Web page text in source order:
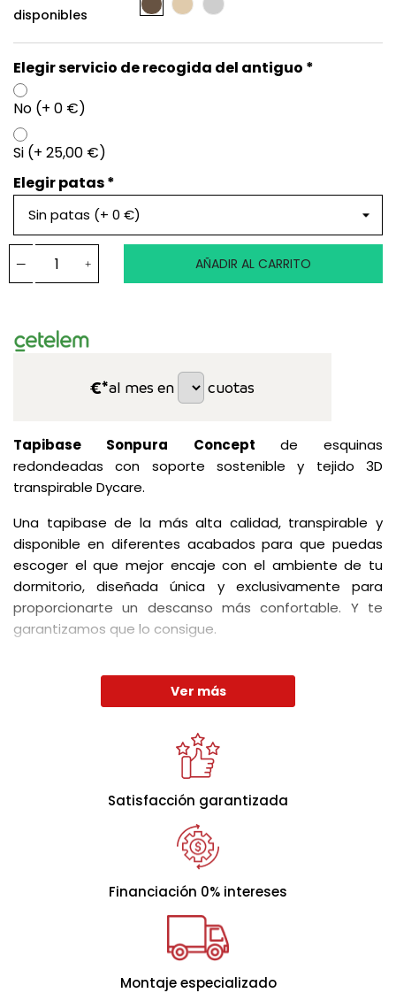
disponibles
Elegir servicio de recogida del antiguo *
No (+ 0 €)
Si (+ 25,00 €)
Elegir patas *
AÑADIR AL CARRITO
€*al mes en cuotas
Tapibase Sonpura Concept de esquinas
redondeadas con soporte sostenible y tejido 3D
transpirable Dycare.
Una tapibase de la más alta calidad, transpirable y
disponible en diferentes acabados para que puedas
escoger el que mejor encaje con el ambiente de tu
dormitorio, diseñada única y exclusivamente para
proporcionarte un descanso más confortable. Y te
garantizamos que lo consigue.
Disponible en diferentes colores: Beige y
Ver más
Satisfacción garantizada
Financiación 0% intereses
Montaje especializado